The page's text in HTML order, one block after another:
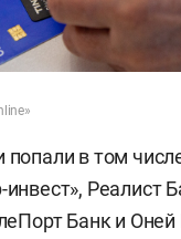
попали в том
Реалист
Банк и